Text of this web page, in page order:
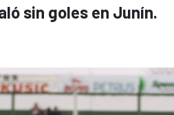
sin goles en Junín.